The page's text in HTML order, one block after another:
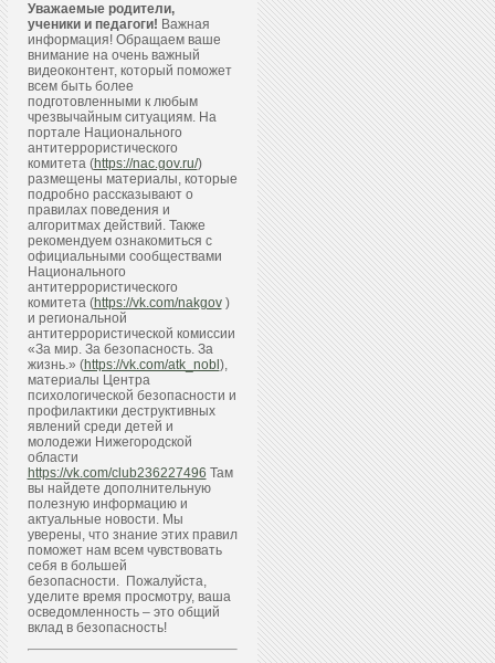
Уважаемые родители,
ученики и педагоги! Важная
информация! Обращаем ваше
внимание на очень важный
видеоконтент, который поможет
всем быть более
подготовленными к любым
чрезвычайным ситуациям. На
портале Национального
антитеррористического
комитета (https://nac.gov.ru/)
размещены материалы, которые
подробно рассказывают о
правилах поведения и
алгоритмах действий. Также
рекомендуем ознакомиться с
официальными сообществами
Национального
антитеррористического
комитета (https://vk.com/nakgov)
и региональной
антитеррористической комиссии
«За мир. За безопасность. За
жизнь.» (https://vk.com/atk_nobl ),
материалы Центра
психологической безопасности и
профилактики деструктивных
явлений среди детей и
молодежи Нижегородской
области
https://vk.com/club236227496 Там
вы найдете дополнительную
полезную информацию и
актуальные новости. Мы
уверены, что знание этих правил
поможет нам всем чувствовать
себя в большей
безопасности. Пожалуйста,
уделите время просмотру, ваша
осведомленность – это общий
вклад в безопасность!